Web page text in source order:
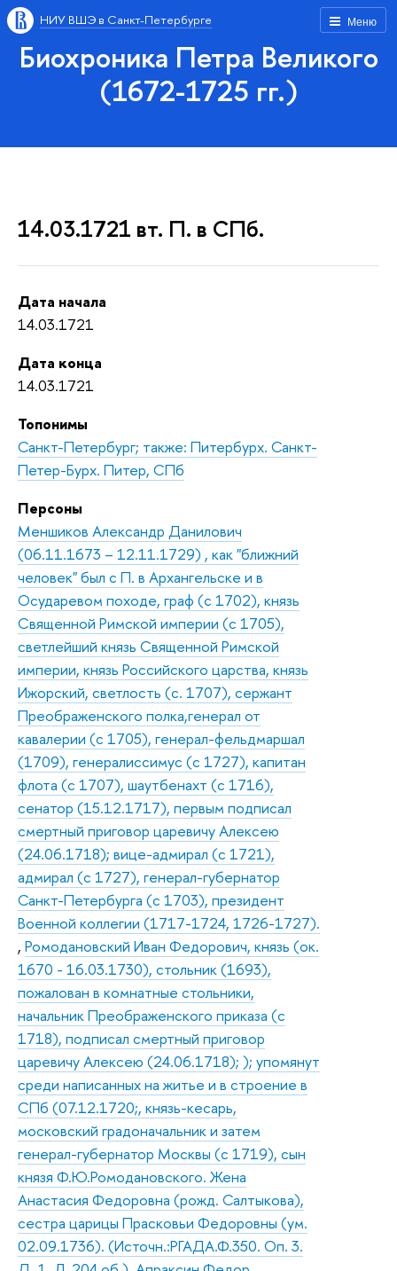
Меню
НИУ ВШЭ в Санкт-Петербурге
Биохроника Петра Великого
(1672-1725 гг.)
14.03.1721 вт. П. в СПб.
Дата начала
14.03.1721
Дата конца
14.03.1721
Топонимы
Санкт-Петербург; также: Питербурх. Санкт-
Петер-Бурх. Питер, СПб
Персоны
Меншиков Александр Данилович
(06.11.1673 – 12.11.1729) , как "ближний
человек" был с П. в Архангельске и в
Осударевом походе, граф (с 1702), князь
Священной Римской империи (с 1705),
светлейший князь Священной Римской
империи, князь Российского царства, князь
Ижорский, светлость (с. 1707), сержант
Преображенского полка,генерал от
кавалерии (с 1705), генерал-фельдмаршал
(1709), генералиссимус (с 1727), капитан
флота (с 1707), шаутбенахт (с 1716),
сенатор (15.12.1717), первым подписал
смертный приговор царевичу Алексею
(24.06.1718); вице-адмирал (с 1721),
адмирал (с 1727), генерал-губернатор
Санкт-Петербурга (с 1703), президент
Военной коллегии (1717-1724, 1726-1727).
, Ромодановский Иван Федорович, князь (ок.
1670 - 16.03.1730), стольник (1693),
пожалован в комнатные стольники,
начальник Преображенского приказа (с
1718), подписал смертный приговор
царевичу Алексею (24.06.1718); ); упомянут
среди написанных на житье и в строение в
СПб (07.12.1720;, князь-кесарь,
московский градоначальник и затем
генерал-губернатор Москвы (с 1719), сын
князя Ф.Ю.Ромодановского. Жена
Анастасия Федоровна (рожд. Салтыкова),
сестра царицы Прасковьи Федоровны (ум.
02.09.1736). (Источн.:РГАДА.Ф.350. Оп. 3.